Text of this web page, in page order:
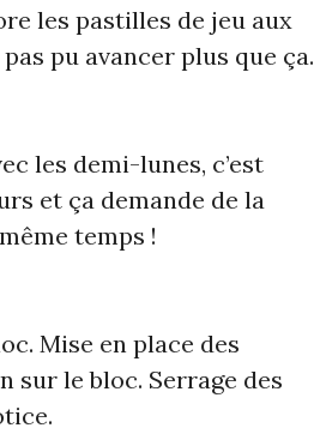
les pastilles de jeu aux
pu avancer plus que ça.
les demi-lunes, c’est
et ça demande de la
temps !
Mise en place des
sur le bloc. Serrage des